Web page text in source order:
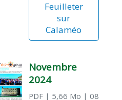
Feuilleter
sur
Calaméo
Novembre
2024
PDF| 5,66 Mo | 08